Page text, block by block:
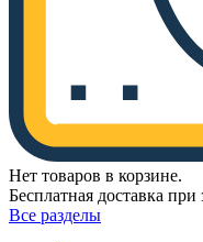
Нет товаров в корзине.
Бесплатная доставка
Все разделы